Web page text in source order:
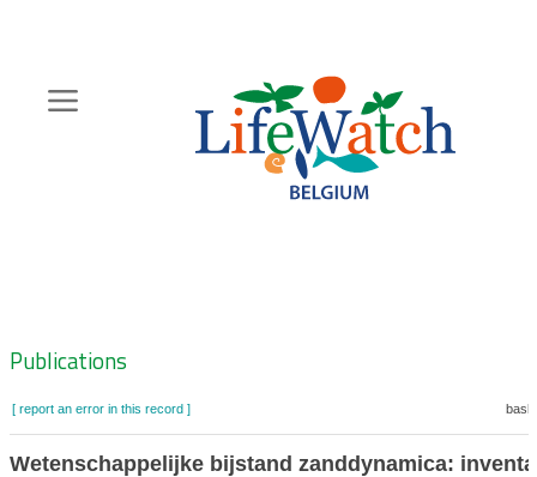
content
Zoeknavigatie
Publications
[ report an error in this record ]
Wetenschappelijke bijstand zanddynamica: